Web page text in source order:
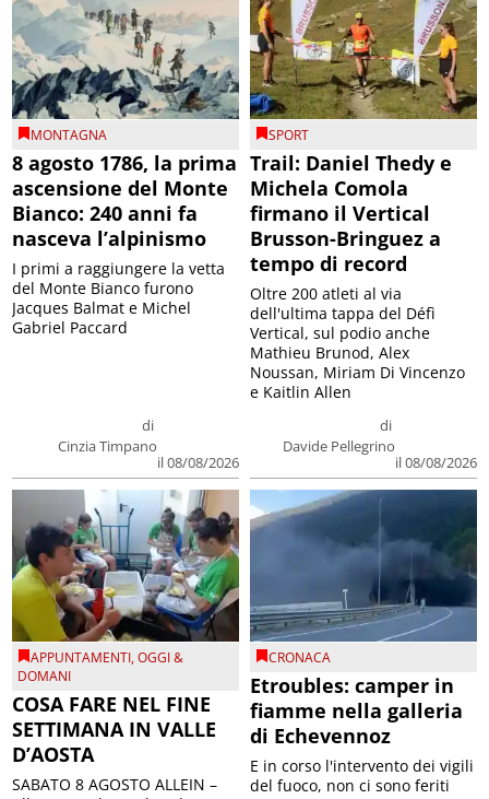
MONTAGNA
8 agosto 1786, la prima
ascensione del Monte
Bianco: 240 anni fa
nasceva l’alpinismo
di
Cinzia Timpano
il 08/08/2026
I primi a raggiungere la vetta
del Monte Bianco furono
Jacques Balmat e Michel
Gabriel Paccard
SPORT
Trail: Daniel Thedy e
Michela Comola
firmano il Vertical
Brusson-Bringuez a
tempo di record
di
Davide Pellegrino
il 08/08/2026
Oltre 200 atleti al via
dell'ultima tappa del Défì
Vertical, sul podio anche
Mathieu Brunod, Alex
Noussan, Miriam Di Vincenzo
e Kaitlin Allen
APPUNTAMENTI,OGGI &
DOMANI
COSA FARE NEL FINE
SETTIMANA IN VALLE
D’AOSTA
SABATO 8 AGOSTO ALLEIN –
CRONACA
Etroubles: camper in
fiamme nella galleria
di Echevennoz
E in corso l'intervento dei vigili
del fuoco, non ci sono feriti